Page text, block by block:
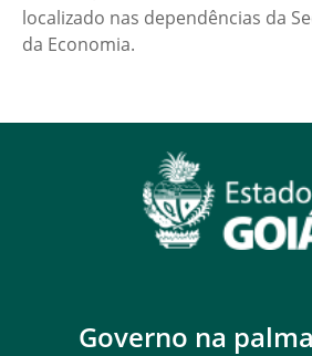
localizado nas dependências da
da Economia.
Governo na